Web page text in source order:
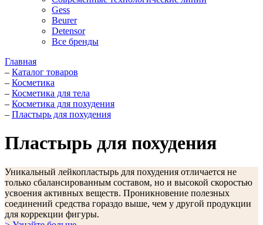
Gess
Beurer
Detensor
Все бренды
Главная
– Каталог товаров
– Косметика
– Косметика для тела
– Косметика для похудения
– Пластырь для похудения
Пластырь для похудения
Уникальный лейкопластырь для похудения отличается не
только сбалансированным составом, но и высокой скоростью
усвоения активных веществ. Проникновение полезных
соединений средства гораздо выше, чем у другой продукции
для коррекции фигуры.